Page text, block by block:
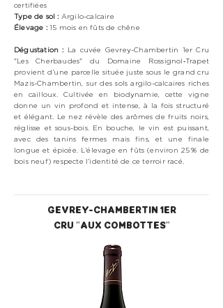
certifiées
Type de sol : Argilo-calcaire
Élevage : 15 mois en fûts de chêne
Dégustation : La cuvée Gevrey-Chambertin 1er Cru
"Les Cherbaudes" du Domaine Rossignol‑Trapet
provient d’une parcelle située juste sous le grand cru
Mazis-Chambertin, sur des sols argilo-calcaires riches
en cailloux. Cultivée en biodynamie, cette vigne
donne un vin profond et intense, à la fois structuré
et élégant. Le nez révèle des arômes de fruits noirs,
réglisse et sous-bois. En bouche, le vin est puissant,
avec des tanins fermes mais fins, et une finale
longue et épicée. L’élevage en fûts (environ 25 % de
bois neuf) respecte l’identité de ce terroir racé.
GEVREY-CHAMBERTIN 1ER
CRU "AUX COMBOTTES"